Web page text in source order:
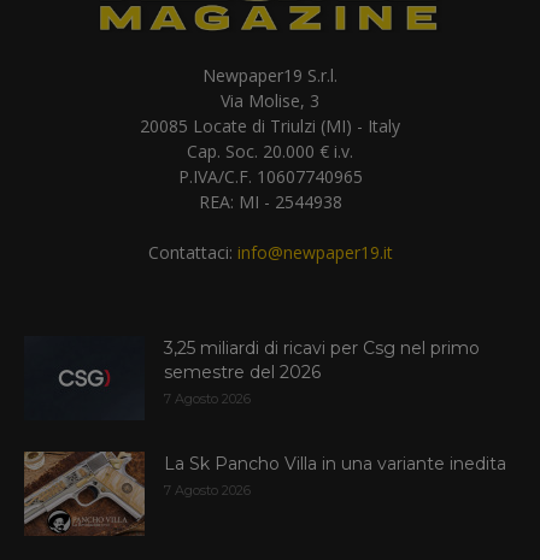
Newpaper19 S.r.l.
Via Molise, 3
20085 Locate di Triulzi (MI) - Italy
Cap. Soc. 20.000 € i.v.
P.IVA/C.F. 10607740965
REA: MI - 2544938
Contattaci: info@newpaper19.it
3,25 miliardi di ricavi per Csg nel primo
semestre del 2026
7 Agosto 2026
La Sk Pancho Villa in una variante inedita
7 Agosto 2026